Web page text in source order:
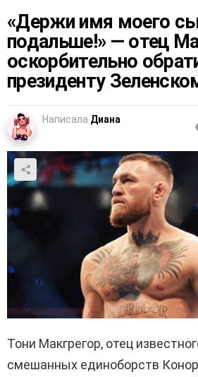
«Держи имя моего
подальше!» — отец
оскорбительно
президенту
Написала Диана
Тони Макгрегор, отец
смешанных единоборств